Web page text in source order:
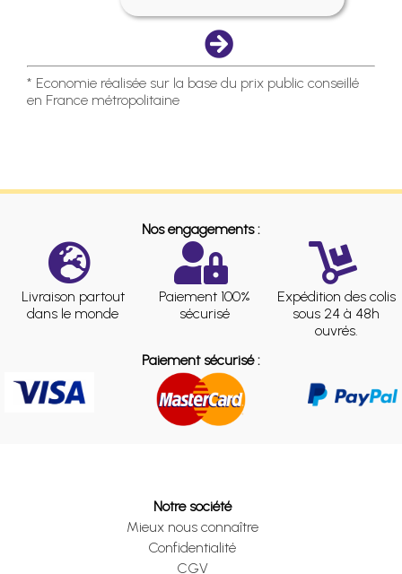
* Economie réalisée sur la base du prix public conseillé
en France métropolitaine
Nos engagements :
Livraison partout
dans le monde
Paiement 100%
sécurisé
Expédition des colis
sous 24 à 48h
ouvrés.
Paiement sécurisé :
Notre société
Mieux nous connaître
Confidentialité
CGV